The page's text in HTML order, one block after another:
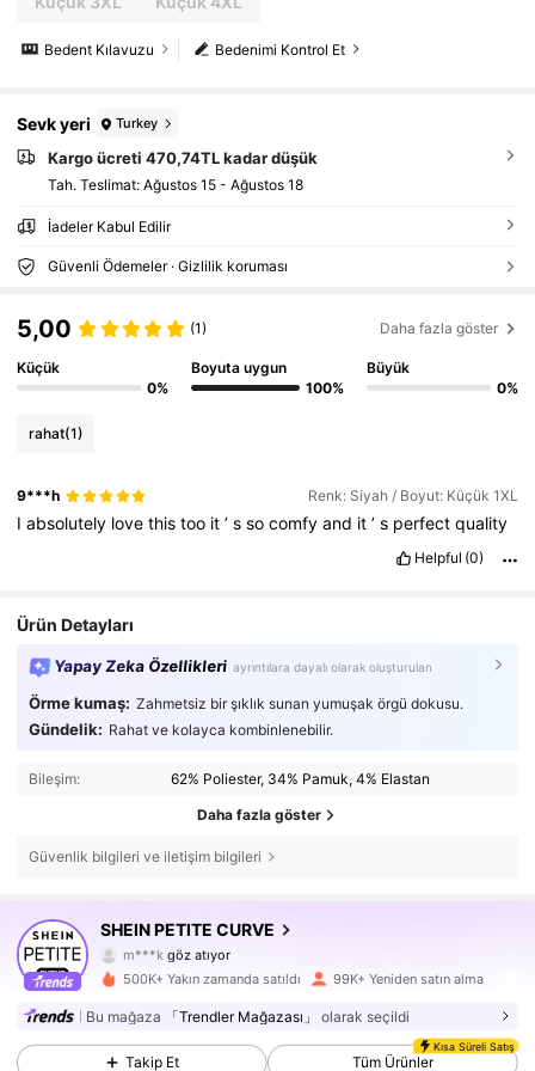
Bedenimi Kontrol Et
Bedent Kılavuzu
Sevk yeri Turkey
Kargo ücreti 470,74TL kadar düşük
Tah. Teslimat: Ağustos 15 - Ağustos 18
İadeler Kabul Edilir
Güvenli Ödemeler · Gizlilik koruması
5,00 (1) Daha fazla göster
Küçük
0%
Boyuta uygun
100%
Büyük
0%
rahat(1)
9***h Renk: Siyah / Boyut: Küçük 1XL
Iabsolutely lovethistoo it’ssocomfyand it’s perfectquality
Helpful (0)
Ürün Detayları
Yapay Zeka Özellikleri ayrıntılara dayalı olarak oluşturulan
Örme kumaş: Zahmetsiz bir şıklık sunan yumuşak örgü dokusu.
Gündelik: Rahat ve kolayca kombinlenebilir.
Bileşim: 62% Poliester, 34% Pamuk, 4% Elastan
Daha fazla göster
Güvenlik bilgileri ve iletişim bilgileri
SHEIN PETITE CURVE
4,75
m***kgöz atıyor
4,75
239K Takipçiler
4,75 239K Takipçiler
500K+ Yakın zamanda satıldı 99K+ Yeniden satın alma
Bu mağaza 「Trendler Mağazası」 olarak seçildi
Takip Et
Kısa Süreli Satış
Tüm Ürünler